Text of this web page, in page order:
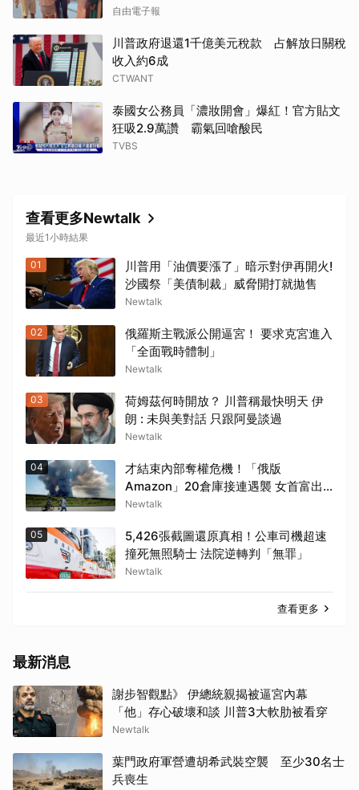
自由電子報
川普政府退還1千億美元稅款 占解放日關稅
收入約6成
CTWANT
泰國女公務員「濃妝開會」爆紅！官方貼文
狂吸2.9萬讚 霸氣回嗆酸民
TVBS
查看更多Newtalk
最近1小時結果
01
川普用「油價要漲了」暗示對伊再開火!
沙國祭「美債制裁」威脅開打就拋售
Newtalk
02
俄羅斯主戰派公開逼宮！ 要求克宮進入
「全面戰時體制」
Newtalk
03
荷姆茲何時開放？ 川普稱最快明天 伊
朗 : 未與美對話 只跟阿曼談過
Newtalk
04
才結束內部奪權危機！「俄版
Amazon」20倉庫接連遇襲 女首富出
面了.....
Newtalk
05
5,426張截圖還原真相！公車司機超速
撞死無照騎士 法院逆轉判「無罪」
Newtalk
查看更多
最新消息
謝步智觀點》 伊總統親揭被逼宮內幕
「他」存心破壞和談 川普3大軟肋被看穿
Newtalk
葉門政府軍營遭胡希武裝空襲 至少30名士
兵喪生